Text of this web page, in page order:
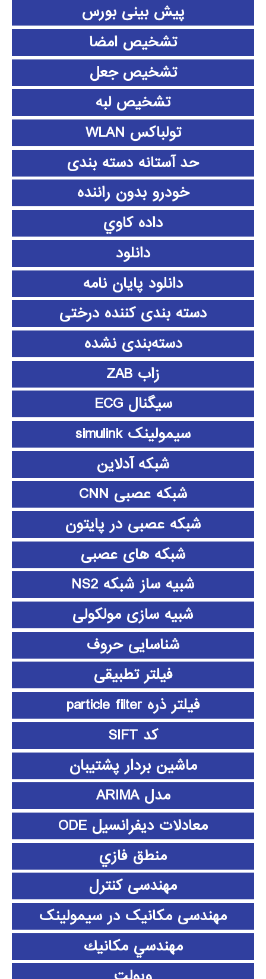
پیش بینی بورس
تشخیص امضا
تشخیص جعل
تشخیص لبه
تولباکس WLAN
حد آستانه دسته بندی
خودرو بدون راننده
داده كاوي
دانلود
دانلود پايان نامه
دسته بندی کننده درختی
دسته‌بندی نشده
زاب ZAB
سیگنال ECG
سیمولینک simulink
شبکه آدلاین
شبکه عصبی CNN
شبکه عصبی در پایتون
شبکه های عصبی
شبیه ساز شبکه NS2
شبیه سازی مولکولی
شناسایی حروف
فیلتر تطبیقی
فیلتر ذره particle filter
کد SIFT
ماشین بردار پشتیبان
مدل ARIMA
معادلات دیفرانسیل ODE
منطق فازي
مهندسی کنترل
مهندسی مکانیک در سیمولینک
مهندسي مكانيك